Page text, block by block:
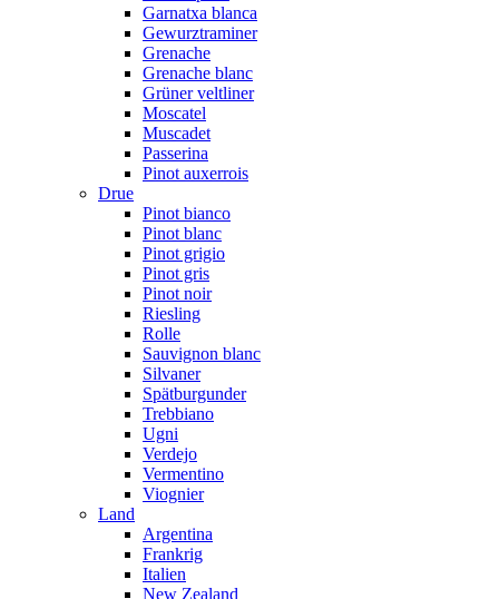
Garnatxa blanca
Gewurztraminer
Grenache
Grenache blanc
Grüner veltliner
Moscatel
Muscadet
Passerina
Pinot auxerrois
Drue
Pinot bianco
Pinot blanc
Pinot grigio
Pinot gris
Pinot noir
Riesling
Rolle
Sauvignon blanc
Silvaner
Spätburgunder
Trebbiano
Ugni
Verdejo
Vermentino
Viognier
Land
Argentina
Frankrig
Italien
New Zealand